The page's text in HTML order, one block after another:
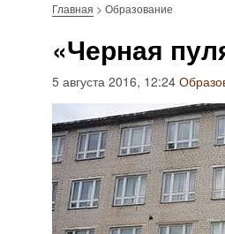
Главная > Образование
«Черная
5 августа 2016, 12:24